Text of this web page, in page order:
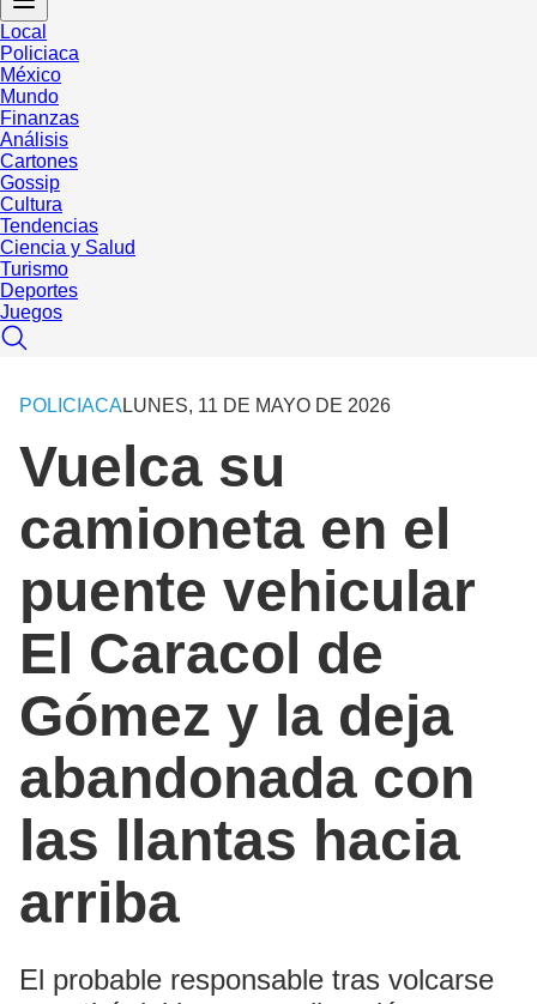
Local
Policiaca
México
Mundo
Finanzas
Análisis
Cartones
Gossip
Cultura
Tendencias
Ciencia y Salud
Turismo
Deportes
Juegos
POLICIACA LUNES, 11 DE MAYO DE 2026
Vuelca su
camioneta en el
puente vehicular
El Caracol de
Gómez y la deja
abandonada con
las llantas hacia
arriba
El probable responsable tras volcarse